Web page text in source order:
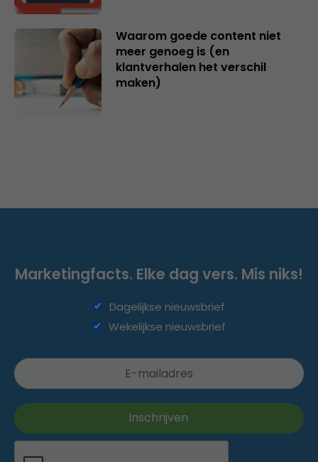
Waarom goede content niet
meer genoeg is (en
klantverhalen het verschil
maken)
Marketingfacts. Elke dag vers. Mis niks!
Dagelijkse nieuwsbrief
Wekelijkse nieuwsbrief